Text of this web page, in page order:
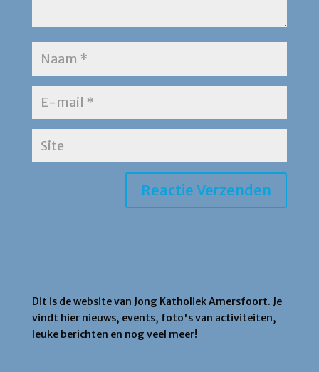
Dit is de website van Jong Katholiek Amersfoort. Je
vindt hier nieuws, events, foto's van activiteiten,
leuke berichten en nog veel meer!